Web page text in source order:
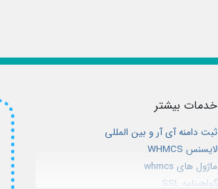
خدمات بیشتر
ثبت دامنه آی آر و بین المللی
لایسنس WHMCS
ماژول های whmcs
گواهینامه SSL